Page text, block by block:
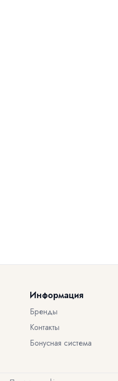
Информация
Бренды
Контакты
Бонусная система